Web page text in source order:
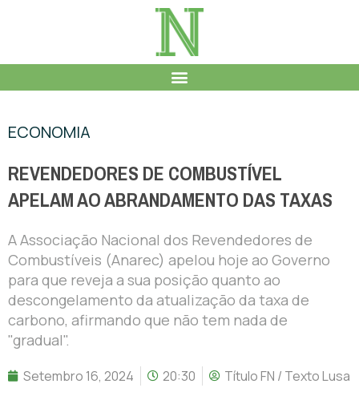
ECONOMIA
REVENDEDORES DE COMBUSTÍVEL
APELAM AO ABRANDAMENTO DAS TAXAS
A Associação Nacional dos Revendedores de
Combustíveis (Anarec) apelou hoje ao Governo
para que reveja a sua posição quanto ao
descongelamento da atualização da taxa de
carbono, afirmando que não tem nada de
"gradual".
Setembro 16, 2024 20:30 Título FN / Texto Lusa